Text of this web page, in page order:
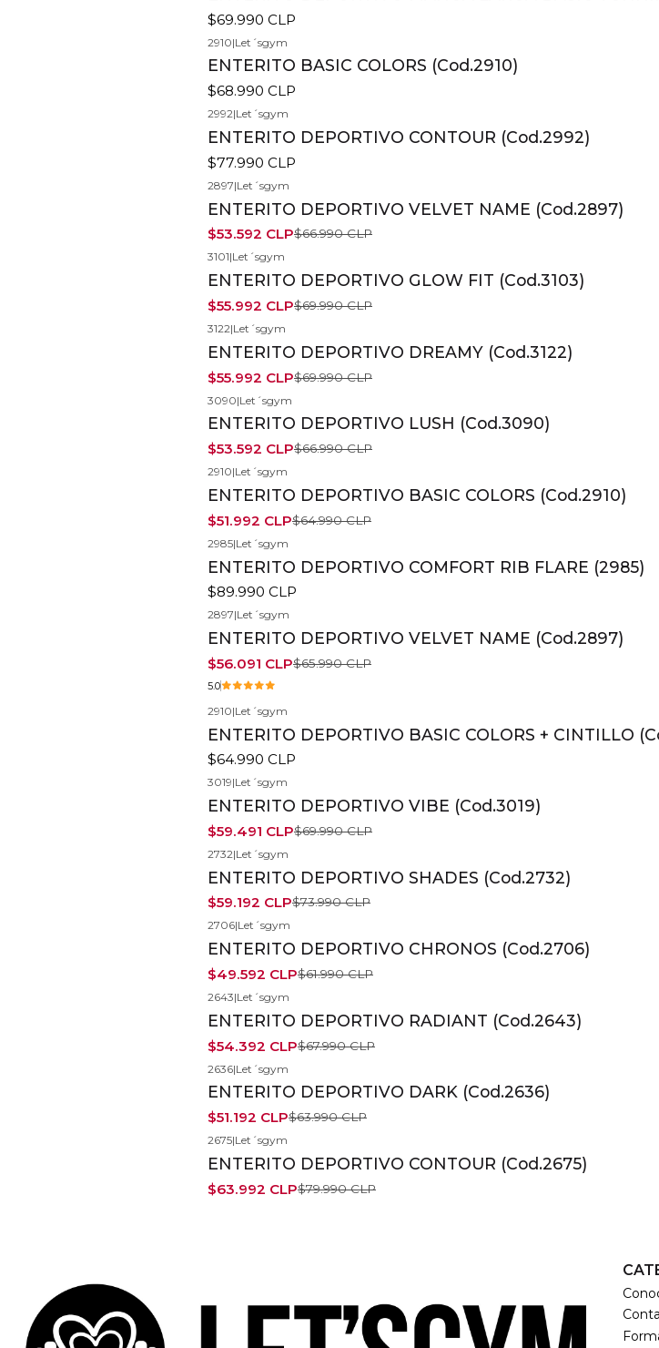
$69.990 CLP
2910|Let´sgym
ENTERITO BASIC COLORS (Cod.2910)
$68.990 CLP
2992|Let´sgym
ENTERITO DEPORTIVO CONTOUR (Cod.2992)
$77.990 CLP
-20%
2897|Let´sgym
ENTERITO DEPORTIVO VELVET NAME (Cod.2897)
$53.592 CLP$66.990 CLP
-20%
3101|Let´sgym
ENTERITO DEPORTIVO GLOW FIT (Cod.3103)
$55.992 CLP$69.990 CLP
-20%
3122|Let´sgym
ENTERITO DEPORTIVO DREAMY (Cod.3122)
$55.992 CLP$69.990 CLP
-20%
3090|Let´sgym
ENTERITO DEPORTIVO LUSH (Cod.3090)
$53.592 CLP$66.990 CLP
-20%
2910|Let´sgym
ENTERITO DEPORTIVO BASIC COLORS (Cod.2910)
$51.992 CLP$64.990 CLP
2985|Let´sgym
ENTERITO DEPORTIVO COMFORT RIB FLARE (2985)
$89.990 CLP
-15%
2897|Let´sgym
ENTERITO DEPORTIVO VELVET NAME (Cod.2897)
$56.091 CLP$65.990 CLP
5.0
2910|Let´sgym
ENTERITO DEPORTIVO BASIC COLORS + CINTILLO
$64.990 CLP
-15%
3019|Let´sgym
ENTERITO DEPORTIVO VIBE (Cod.3019)
$59.491 CLP$69.990 CLP
-20%
2732|Let´sgym
ENTERITO DEPORTIVO SHADES (Cod.2732)
$59.192 CLP$73.990 CLP
-20%
2706|Let´sgym
ENTERITO DEPORTIVO CHRONOS (Cod.2706)
$49.592 CLP$61.990 CLP
-20%
2643|Let´sgym
ENTERITO DEPORTIVO RADIANT (Cod.2643)
$54.392 CLP$67.990 CLP
-20%
2636|Let´sgym
ENTERITO DEPORTIVO DARK (Cod.2636)
$51.192 CLP$63.990 CLP
-20%
2675|Let´sgym
ENTERITO DEPORTIVO CONTOUR (Cod.2675)
$63.992 CLP$79.990 CLP